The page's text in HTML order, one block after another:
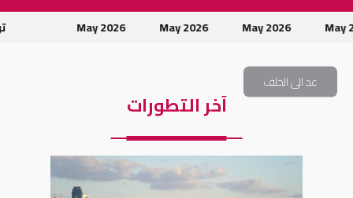
May 2026 May 2026 May 2026
آخر التطورات
عد الى الخلف